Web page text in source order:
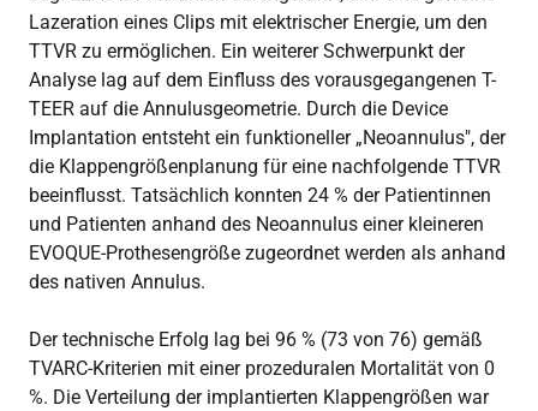
Lazeration eines Clips mit elektrischer Energie, um den
TTVR zu ermöglichen. Ein weiterer Schwerpunkt der
Analyse lag auf dem Einfluss des vorausgegangenen T-
TEER auf die Annulusgeometrie. Durch die Device
Implantation entsteht ein funktioneller „Neoannulus", der
die Klappengrößenplanung für eine nachfolgende TTVR
beeinflusst. Tatsächlich konnten 24 % der Patientinnen
und Patienten anhand des Neoannulus einer kleineren
EVOQUE-Prothesengröße zugeordnet werden als anhand
des nativen Annulus.
Der technische Erfolg lag bei 96 % (73 von 76) gemäß
TVARC-Kriterien mit einer prozeduralen Mortalität von 0
%. Die Verteilung der implantierten Klappengrößen war